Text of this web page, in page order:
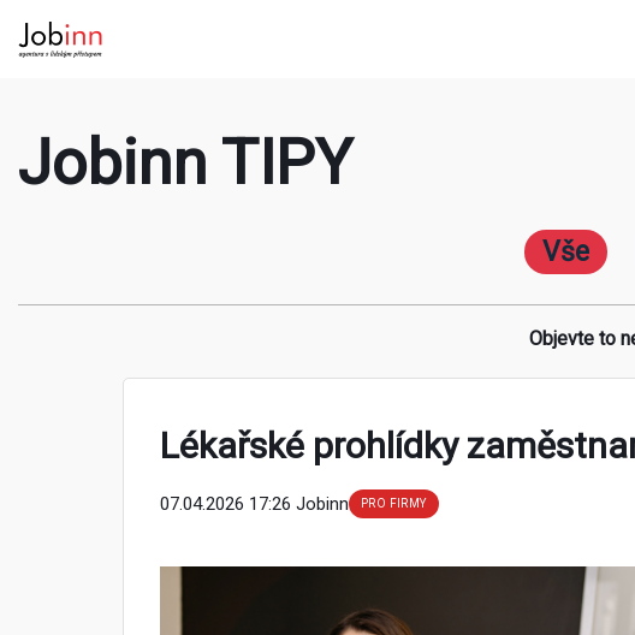
Jobinn TIPY
Vše
Objevte to
Lékařské prohlídky
07.04.2026 17:26 Jobinn PRO FIRMY